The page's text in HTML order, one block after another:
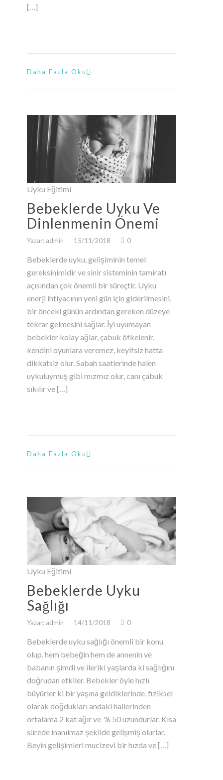
[…]
Daha Fazla Oku
Uyku Eğitimi
Bebeklerde Uyku Ve
Dinlenmenin Önemi
Yazar: admin 15/11/2018 0
Bebeklerde uyku, gelişiminin temel
gereksinimidir ve sinir sisteminin tamiratı
açısından çok önemli bir süreçtir. Uyku
enerji ihtiyacının yeni gün için giderilmesini,
bir önceki günün ardından gereken düzeye
tekrar gelmesini sağlar. İyi uyumayan
bebekler kolay ağlar, çabuk öfkelenir,
kendini oyunlara veremez, keyifsiz hatta
dikkatsiz olur. Sabah saatlerinde halen
uykuluymuş gibi mızmız olur, canı çabuk
sıkılır ve […]
Daha Fazla Oku
Uyku Eğitimi
Bebeklerde Uyku
Sağlığı
Yazar: admin 14/11/2018 0
Bebeklerde uyku sağlığı önemli bir konu
olup, hem bebeğin hem de annenin ve
babanın şimdi ve ileriki yaşlarda ki sağlığını
doğrudan etkiler. Bebekler öyle hızlı
büyürler ki bir yaşına geldiklerinde, fiziksel
olarak doğdukları andaki hallerinden
ortalama 2 kat ağır ve % 50 uzundurlar. Kısa
sürede inanılmaz şekilde gelişmiş olurlar.
Beyin gelişimleri mucizevi bir hızda ve […]